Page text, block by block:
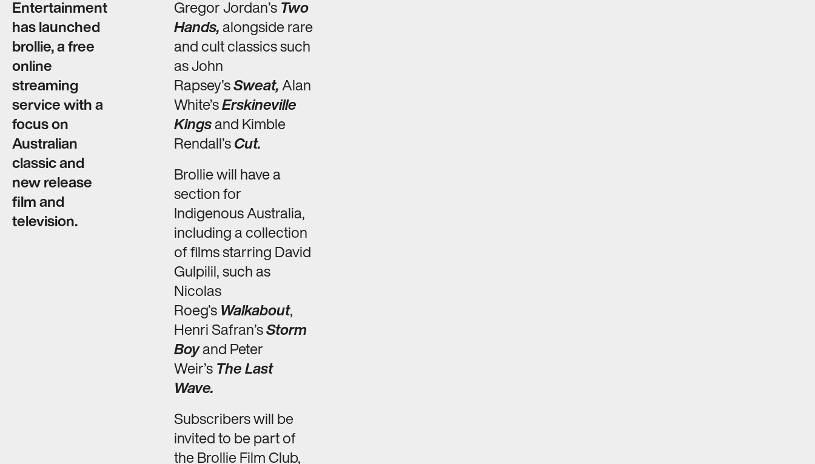
ABOUT​​​​‌ ‍ ​‍​‍‌‍ ‌ ​‍‌‍‍‌‌‍‌ ‌‍‍‌‌‍ ‍​‍​‍​ ‍‍​‍​‍‌ ​ ‌‍​‌‌‍ ‍‌‍‍‌‌ ‌​‌ ‍‌​‍ ‍‌‍‍‌‌‍ ​‍​‍​‍ ​​‍​‍‌‍‍​‌ ​‍‌‍‌‌‌‍‌‍​‍​‍​ ‍‍​‍​‍‌‍‍​‌ ‌​‌ ‌​‌ ​​‌ ​ ​ ‍‍​‍ ​‍ ‌ ‌‌‌‍ ‌‌‍​‍‌ ​‍‌‍‌‌‌‍ ​‌‍ ​‌‍​‌​‍ ‍‌ ​ ‌‍​‌‌‍ ‍‌‍‍‌‌ ‌​‌ ‍‌​‍ ‍‌ ​ ‌ ‌​‌ ‌‌‌‍‌​‌‍‍‌‌‍ ​‍ ‌‍‍‌‌‍ ‍‌ ‌​‌‍‌‌‌‍ ‍‌ ‌​​‍ ‌‍‌‌‌‍‌​‌‍‍‌‌ ‌​​‍ ‌‍ ‌‌‍ ‌‍‌​‌‍‌‌​ ‌‌ ​​‌ ​‍‌‍‌‌‌ ​ ‌‍‌‌‌‍ ‍‌ ‌​‌‍​‌‌ ‌​‌‍‍‌‌‍ ‌‍ ‍​ ‍ ‌‍‍‌‌‍‌​​ ‌‌ ​ ‌‍‍‌‌ ‌​‌‍‌‌‌‌​ ‌‍‌‌‌ ‌​‌ ‌​‌‍‍‌‌‍ ‍‌‍‌ ‌ ​ ​ ‍ ‌ ‌​‌ ‍‌‌ ​​‌‍‌‌​ ‌‌ ​ ‌‍‍‌‌ ‌​‌‍‌‌‌‌​ ‌‍‌‌‌ ‌​‌ ‌​‌‍‍‌‌‍ ‍‌‍‌ ‌ ​ ​ ‍ ‌ ​​‌‍​‌‌ ‌​‌‍‍​​ ‌‌‍ ‌‌‍‌‌‌‍ ‍‌ ‌‌‌​ ‍‌‍​‌‌ ‌‍‌‍‍‌‌‍‌ ‌‍​‌‌ ‌​‌‍‍‌‌‍ ‌‍ ‍​‍‌‌​ ‌‌‌​​‍‌‌ ‌‍‍ ‌‍‌‌‌ ‍‌​‍‌‌​ ​ ‌​‌​​‍‌‌​ ​ ‌​‌​​‍‌‌​ ​‍​ ​‍​ ‌‌​ ‍​​ ​‌‌‍‌​​ ​‌​ ​‍​ ​‌​ ​‍​‍ ‌‌‍​ ‌‍​‌​ ‍‌​ ​‌​‍ ‌​ ‌​​ ‍‌​ ‌ ​ ‍​​‍ ‌​ ‍‌​ ​‌‌‍‌‍​ ​‍​‍ ‌​ ‍​​ ‌ ​ ‌​​ ​‍​ ‌​​ ‌​​ ‌‌​ ​‍​ ‍​‌‍​‌‌‍​‍‌‍‌​​‍‌‌​ ​‍​ ​‍​‍‌‌​ ‌‌‌​‌​​‍ ‍‌ ‌​‌‍‍‌‌ ‌​‌‍ ​‌‍‌‌​ ‌‍​‍‌‍​‌‌ ​ ‌‍‌‌‌‌‌‌‌ ​‍‌‍ ​​ ‌‌‍‍​‌ ‌​‌ ‌​‌ ​​‌ ​ ​‍‌‌​ ​ ‌​​‌​‍‌‌​ ​‍‌​‌‍​‍‌‌​ ​‍‌​‌‍‌ ‌‌‌‍ ‌‌‍​‍‌ ​‍‌‍‌‌‌‍ ​‌‍ ​‌‍​‌​‍ ‍‌ ​ ‌‍​‌‌‍ ‍‌‍‍‌‌ ‌​‌ ‍‌​‍ ‍‌ ​ ‌ ‌​‌ ‌‌‌‍‌​‌‍‍‌‌‍ ​‍‌‍‌‍‍‌‌‍‌​​ ‌‌ ​ ‌‍‍‌‌ ‌​‌‍‌‌‌‌​ ‌‍‌‌‌ ‌​‌ ‌​‌‍‍‌‌‍ ‍‌‍‌ ‌ ​ ​‍‌‍‌ ‌​‌ ‍‌‌ ​​‌‍‌‌​ ‌‌ ​ ‌‍‍‌‌ ‌​‌‍‌‌‌‌​ ‌‍‌‌‌ ‌​‌ ‌​‌‍‍‌‌‍ ‍‌‍‌ ‌ ​ ​‍‌‍‌ ​​‌‍​‌‌ ‌​‌‍‍​​ ‌‌‍ ‌‌‍‌‌‌‍ ‍‌ ‌‌‌​ ‍‌‍​‌‌ ‌‍‌‍‍‌‌‍‌ ‌‍​‌‌ ‌​‌‍‍‌‌‍ ‌‍ ‍​‍‌‌​ ‌‌‌​​‍‌‌ ‌‍‍ ‌‍‌‌‌ ‍‌​‍‌‌​ ​ ‌​‌​​‍‌‌​ ​ ‌​‌​​‍‌‌​ ​‍​ ​‍​ ‌‌​ ‍​​ ​‌‌‍‌​​ ​‌​ ​‍​ ​‌​ ​‍​‍ ‌‌‍​ ‌‍​‌​ ‍‌​ ​‌​‍ ‌​ ‌​​ ‍‌​ ‌ ​ ‍​​‍ ‌​ ‍‌​ ​‌‌‍‌‍​ ​‍​‍ ‌​ ‍​​ ‌ ​ ‌​​ ​‍​ ‌​​ ‌​​ ‌‌​ ​‍​ ‍​‌‍​‌‌‍​‍‌‍‌​​‍‌‌​ ​‍​ ​‍​‍‌‌​ ‌‌‌​‌​​‍ ‍‌ ‌​‌‍‍‌‌ ‌​‌‍ ​‌‍‌‌​‍‌‍‌ ​​‌‍‌‌‌ ​‍‌ ​ ‌ ​​‌‍‌‌‌‍​ ‌ ‌​‌‍‍‌‌ ‌‍‌‍‌‌​ ‌‌ ​​‌ ‌‌‌‍​‍‌‍ ​‌‍‍‌‌ ​ ‌‍‍​‌‍‌‌‌‍‌​​‍​‍‌ ‌
CONTACT​​​​‌ ‍ ​‍​‍‌‍ ‌ ​‍‌‍‍‌‌‍‌ ‌‍‍‌‌‍ ‍​‍​‍​ ‍‍​‍​‍‌ ​ ‌‍​‌‌‍ ‍‌‍‍‌‌ ‌​‌ ‍‌​‍ ‍‌‍‍‌‌‍ ​‍​‍​‍ ​​‍​‍‌‍‍​‌ ​‍‌‍‌‌‌‍‌‍​‍​‍​ ‍‍​‍​‍‌‍‍​‌ ‌​‌ ‌​‌ ​​‌ ​ ​ ‍‍​‍ ​‍ ‌ ‌‌‌‍ ‌‌‍​‍‌ ​‍‌‍‌‌‌‍ ​‌‍ ​‌‍​‌​‍ ‍‌ ​ ‌‍​‌‌‍ ‍‌‍‍‌‌ ‌​‌ ‍‌​‍ ‍‌ ​ ‌ ‌​‌ ‌‌‌‍‌​‌‍‍‌‌‍ ​‍ ‌‍‍‌‌‍ ‍‌ ‌​‌‍‌‌‌‍ ‍‌ ‌​​‍ ‌‍‌‌‌‍‌​‌‍‍‌‌ ‌​​‍ ‌‍ ‌‌‍ ‌‍‌​‌‍‌‌​ ‌‌ ​​‌ ​‍‌‍‌‌‌ ​ ‌‍‌‌‌‍ ‍‌ ‌​‌‍​‌‌ ‌​‌‍‍‌‌‍ ‌‍ ‍​ ‍ ‌‍‍‌‌‍‌​​ ‌‌ ​ ‌‍‍‌‌ ‌​‌‍‌‌‌‌​ ‌‍‌‌‌ ‌​‌ ‌​‌‍‍‌‌‍ ‍‌‍‌ ‌ ​ ​ ‍ ‌ ‌​‌ ‍‌‌ ​​‌‍‌‌​ ‌‌ ​ ‌‍‍‌‌ ‌​‌‍‌‌‌‌​ ‌‍‌‌‌ ‌​‌ ‌​‌‍‍‌‌‍ ‍‌‍‌ ‌ ​ ​ ‍ ‌ ​​‌‍​‌‌ ‌​‌‍‍​​ ‌‌‍ ‌‌‍‌‌‌‍ ‍‌ ‌‌‌​ ‍‌‍​‌‌ ‌‍‌‍‍‌‌‍‌ ‌‍​‌‌ ‌​‌‍‍‌‌‍ ‌‍ ‍​‍‌‌​ ‌‌‌​​‍‌‌ ‌‍‍ ‌‍‌‌‌ ‍‌​‍‌‌​ ​ ‌​‌​​‍‌‌​ ​ ‌​‌​​‍‌‌​ ​‍​ ​‍‌‍‌‍​ ​‍​ ‌​​ ​‍‌‍‌‍‌‍​‍​ ​‌​ ​‍​‍ ‌‌‍​‌‌‍‌‍‌‍‌‌​ ‌ ​‍ ‌​ ‌​‌‍​‍​ ‌ ​ ​‌​‍ ‌‌‍​‌​ ​‌‌‍​‍​ ​‌​‍ ‌​ ​ ​ ​ ​ ‍‌​ ​‌​ ‍‌​ ‌​​ ‍‌​ ‍​​ ‌‍‌‍‌‌​ ​​‌‍‌​​‍‌‌​ ​‍​ ​‍​‍‌‌​ ‌‌‌​‌​​‍ ‍‌ ‌​‌‍‍‌‌ ‌​‌‍ ​‌‍‌‌​ ‌‍​‍‌‍​‌‌ ​ ‌‍‌‌‌‌‌‌‌ ​‍‌‍ ​​ ‌‌‍‍​‌ ‌​‌ ‌​‌ ​​‌ ​ ​‍‌‌​ ​ ‌​​‌​‍‌‌​ ​‍‌​‌‍​‍‌‌​ ​‍‌​‌‍‌ ‌‌‌‍ ‌‌‍​‍‌ ​‍‌‍‌‌‌‍ ​‌‍ ​‌‍​‌​‍ ‍‌ ​ ‌‍​‌‌‍ ‍‌‍‍‌‌ ‌​‌ ‍‌​‍ ‍‌ ​ ‌ ‌​‌ ‌‌‌‍‌​‌‍‍‌‌‍ ​‍‌‍‌‍‍‌‌‍‌​​ ‌‌ ​ ‌‍‍‌‌ ‌​‌‍‌‌‌‌​ ‌‍‌‌‌ ‌​‌ ‌​‌‍‍‌‌‍ ‍‌‍‌ ‌ ​ ​‍‌‍‌ ‌​‌ ‍‌‌ ​​‌‍‌‌​ ‌‌ ​ ‌‍‍‌‌ ‌​‌‍‌‌‌‌​ ‌‍‌‌‌ ‌​‌ ‌​‌‍‍‌‌‍ ‍‌‍‌ ‌ ​ ​‍‌‍‌ ​​‌‍​‌‌ ‌​‌‍‍​​ ‌‌‍ ‌‌‍‌‌‌‍ ‍‌ ‌‌‌​ ‍‌‍​‌‌ ‌‍‌‍‍‌‌‍‌ ‌‍​‌‌ ‌​‌‍‍‌‌‍ ‌‍ ‍​‍‌‌​ ‌‌‌​​‍‌‌ ‌‍‍ ‌‍‌‌‌ ‍‌​‍‌‌​ ​ ‌​‌​​‍‌‌​ ​ ‌​‌​​‍‌‌​ ​‍​ ​‍‌‍‌‍​ ​‍​ ‌​​ ​‍‌‍‌‍‌‍​‍​ ​‌​ ​‍​‍ ‌‌‍​‌‌‍‌‍‌‍‌‌​ ‌ ​‍ ‌​ ‌​‌‍​‍​ ‌ ​ ​‌​‍ ‌‌‍​‌​ ​‌‌‍​‍​ ​‌​‍ ‌​ ​ ​ ​ ​ ‍‌​ ​‌​ ‍‌​ ‌​​ ‍‌​ ‍​​ ‌‍‌‍‌‌​ ​​‌‍‌​​‍‌‌​ ​‍​ ​‍​‍‌‌​ ‌‌‌​‌​​‍ ‍‌ ‌​‌‍‍‌‌ ‌​‌‍ ​‌‍‌‌​‍‌‍‌ ​​‌‍‌‌‌ ​‍‌ ​ ‌ ​​‌‍‌‌‌‍​ ‌ ‌​‌‍‍‌‌ ‌‍‌‍‌‌​ ‌‌ ​​‌ ‌‌‌‍​‍‌‍ ​‌‍‍‌‌ ​ ‌‍‍​‌‍‌‌‌‍‌​​‍​‍‌ ‌
Entertainment
has launched
brollie, a free
online
streaming
service with a
focus on
Australian
classic and
new release
film and
television.
Gregor Jordan’sTwo
Hands,alongside rare
and cult classics such
as John
Rapsey’sSweat,Alan
White’sErskineville
Kingsand Kimble
Rendall’sCut.
Brollie will have a
section for
Indigenous Australia,
including a collection
of films starring David
Gulpilil, such as
Nicolas
Roeg’sWalkabout,
Henri Safran’sStorm
Boyand Peter
Weir’sThe Last
Wave.
Subscribers will be
invited to be part of
the Brollie Film Club,